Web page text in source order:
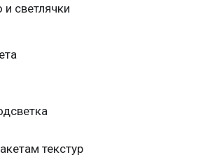
светлячки
текстур